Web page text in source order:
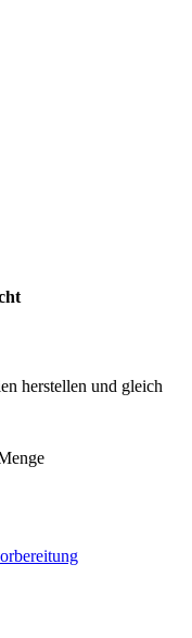
herstellen und gleich